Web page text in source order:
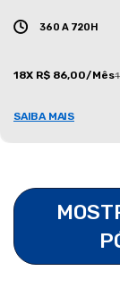
360 A 720H
18X R$ 86,00/Mês
SAIBA MAIS